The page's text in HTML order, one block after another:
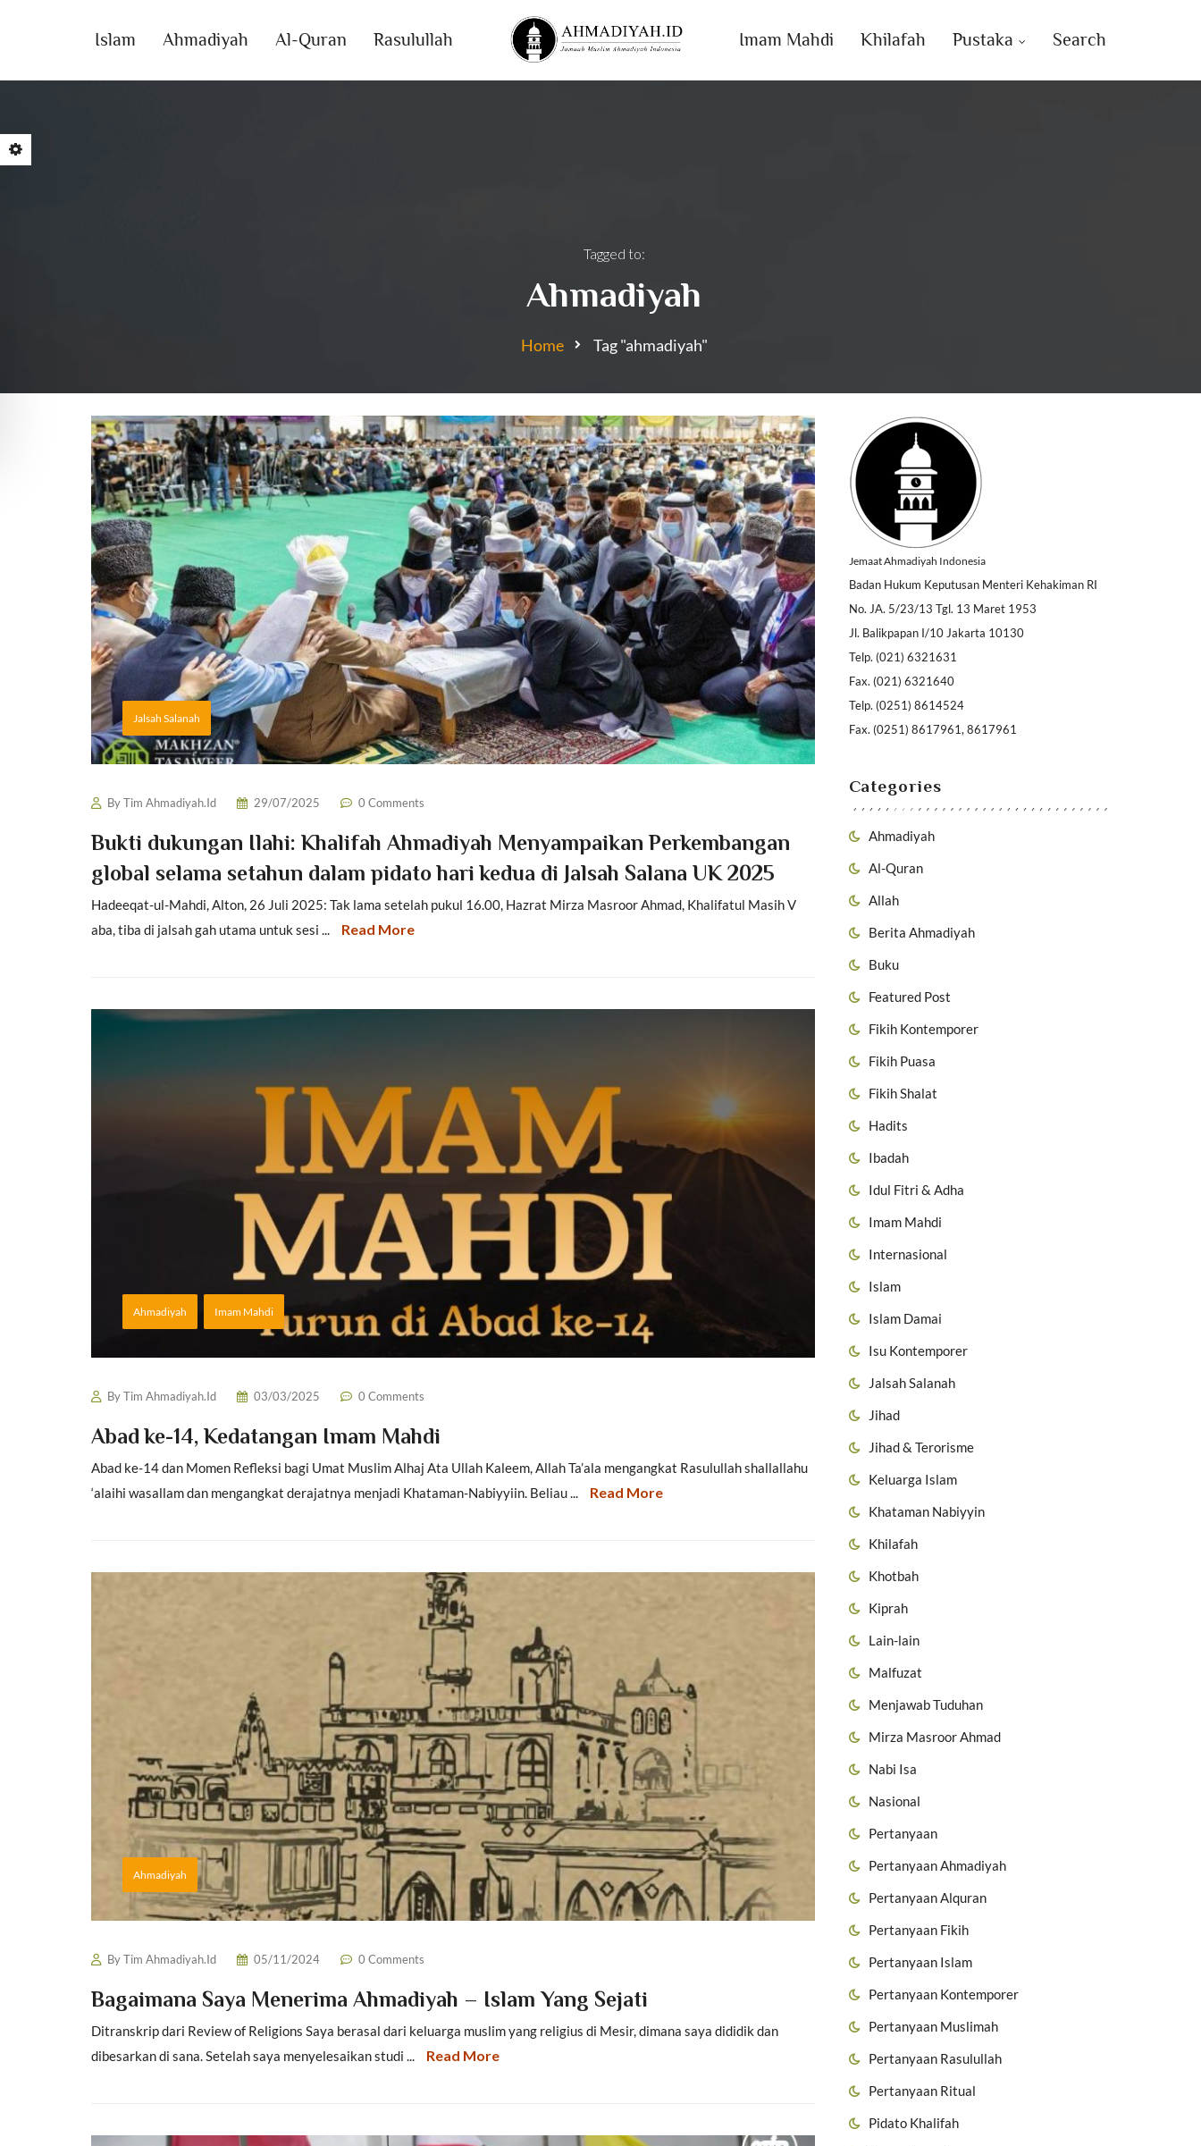
Islam Ahmadiyah Al-Quran Rasulullah Imam Mahdi Khilafah Pustaka Search
Tagged to:
Ahmadiyah
Home Tag "ahmadiyah"
Jalsah Salanah
ByTim Ahmadiyah.Id 29/07/2025 0 Comments
Bukti dukungan Ilahi: Khalifah Ahmadiyah Menyampaikan Perkembangan
global selama setahun dalam pidato hari kedua di Jalsah Salana UK 2025
Hadeeqat-ul-Mahdi, Alton, 26 Juli 2025: Tak lama setelah pukul 16.00, Hazrat Mirza Masroor Ahmad, Khalifatul Masih V
aba, tiba di jalsah gah utama untuk sesi ...
Read More
Ahmadiyah Imam Mahdi
ByTim Ahmadiyah.Id 03/03/2025 0 Comments
Abad ke-14, Kedatangan Imam Mahdi
Abad ke-14 dan Momen Refleksi bagi Umat Muslim Alhaj Ata Ullah Kaleem, Allah Ta’ala mengangkat Rasulullah shallallahu
‘alaihi wasallam dan mengangkat derajatnya menjadi Khataman-Nabiyyiin. Beliau ...
Read More
Ahmadiyah
ByTim Ahmadiyah.Id 05/11/2024 0 Comments
Bagaimana Saya Menerima Ahmadiyah – Islam Yang Sejati
Ditranskrip dari Review of Religions Saya berasal dari keluarga muslim yang religius di Mesir, dimana saya dididik dan
dibesarkan di sana. Setelah saya menyelesaikan studi ...
Read More
Jemaat Ahmadiyah Indonesia
Badan Hukum Keputusan Menteri Kehakiman RI
No. JA. 5/23/13 Tgl. 13 Maret 1953
Jl. Balikpapan I/10 Jakarta 10130
Telp. (021) 6321631
Fax. (021) 6321640
Telp. (0251) 8614524
Fax. (0251) 8617961, 8617961
Categories
Ahmadiyah
Al-Quran
Allah
Berita Ahmadiyah
Buku
Featured Post
Fikih Kontemporer
Fikih Puasa
Fikih Shalat
Hadits
Ibadah
Idul Fitri & Adha
Imam Mahdi
Internasional
Islam
Islam Damai
Isu Kontemporer
Jalsah Salanah
Jihad
Jihad & Terorisme
Keluarga Islam
Khataman Nabiyyin
Khilafah
Khotbah
Kiprah
Lain-lain
Malfuzat
Menjawab Tuduhan
Mirza Masroor Ahmad
Nabi Isa
Nasional
Pertanyaan
Pertanyaan Ahmadiyah
Pertanyaan Alquran
Pertanyaan Fikih
Pertanyaan Islam
Pertanyaan Kontemporer
Pertanyaan Muslimah
Pertanyaan Rasulullah
Pertanyaan Ritual
Pidato Khalifah